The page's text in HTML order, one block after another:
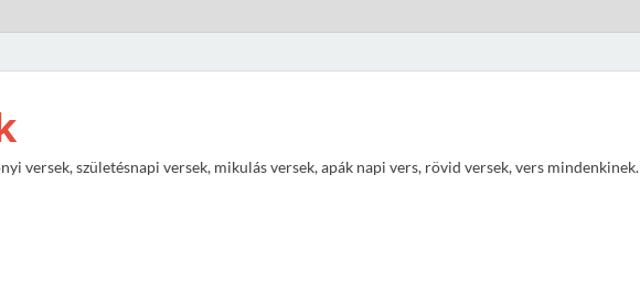
versek, születésnapi versek, mikulás versek, apák napi vers, rövid versek, vers mindenkinek.